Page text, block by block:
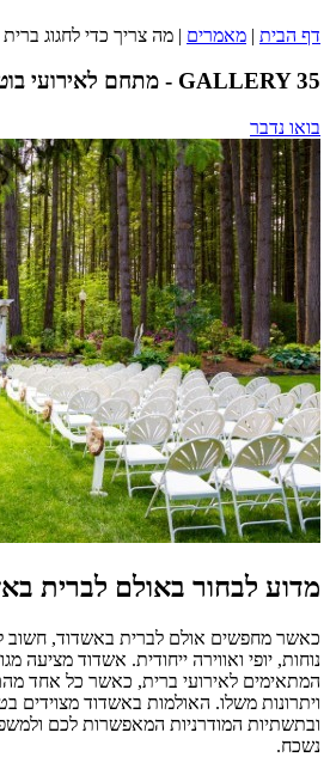
דף הבית | מאמרים | מה צריך כדי לחגוג
GALLERY 35 - מתחם לאירועי בוטיק
בואו נדבר
מדוע לבחור באולם לברית
כאשר מחפשים אולם לברית באשדוד, חשוב
נוחות, יופי ואווירה ייחודית. אשדוד מציעה
המתאימים לאירועי ברית, כאשר כל אחד מהם
ויתרונות משלו. האולמות באשדוד מצוידים
ובתשתיות המודרניות המאפשרות לכם
נשכח.